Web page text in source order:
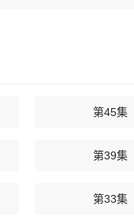
第45集
第39集
第33集